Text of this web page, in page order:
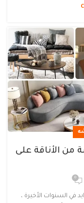
من الأناقة على
0
في السنوات الأخيرة ،